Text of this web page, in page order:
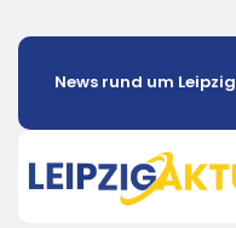
News rund um Leipzig